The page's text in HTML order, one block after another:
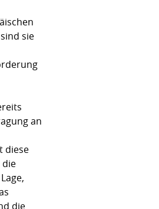
sie
an
diese
die
die